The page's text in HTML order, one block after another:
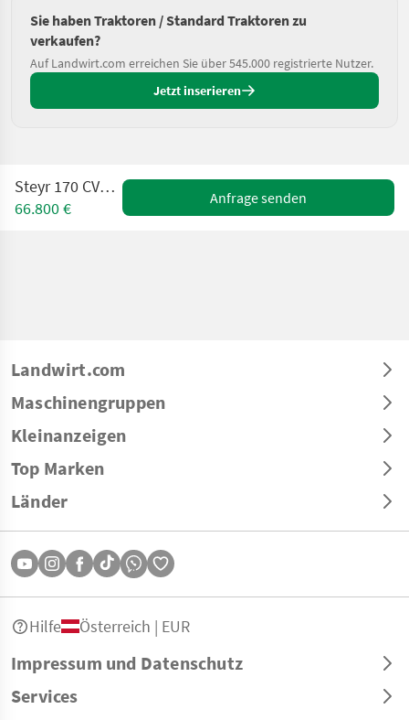
Sie haben Traktoren / Standard Traktoren zu
verkaufen?
Auf Landwirt.com erreichen Sie über 545.000 registrierte Nutzer.
Jetzt inserieren
Steyr 170 CVT Komfort
66.800 €
Anfrage senden
Landwirt.com
Maschinengruppen
Kleinanzeigen
Top Marken
Länder
Impressum und Datenschutz
Services
Hilfe Österreich | EUR